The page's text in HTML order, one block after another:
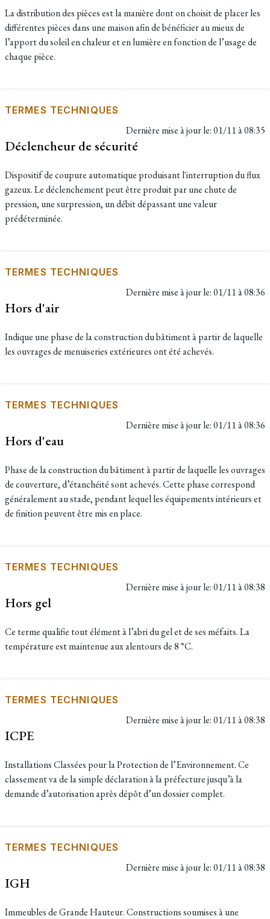
La distribution des pièces est la manière dont on choisit de placer les
différentes pièces dans une maison afin de bénéficier au mieux de
l’apport du soleil en chaleur et en lumière en fonction de l’usage de
chaque pièce.
TERMES TECHNIQUES
Dernière mise à jour le:01/11 à 08:35
Déclencheur de sécurité
Dispositif de coupure automatique produisant l'interruption du flux
gazeux. Le déclenchement peut être produit par une chute de
pression, une surpression, un débit dépassant une valeur
prédéterminée.
TERMES TECHNIQUES
Dernière mise à jour le:01/11 à 08:36
Hors d'air
Indique une phase de la construction du bâtiment à partir de laquelle
les ouvrages de menuiseries extérieures ont été achevés.
TERMES TECHNIQUES
Dernière mise à jour le:01/11 à 08:36
Hors d'eau
Phase de la construction du bâtiment à partir de laquelle les ouvrages
de couverture, d’étanchéité sont achevés. Cette phase correspond
généralement au stade, pendant lequel les équipements intérieurs et
de finition peuvent être mis en place.
TERMES TECHNIQUES
Dernière mise à jour le:01/11 à 08:38
Hors gel
Ce terme qualifie tout élément à l’abri du gel et de ses méfaits. La
température est maintenue aux alentours de 8 °C.
TERMES TECHNIQUES
Dernière mise à jour le:01/11 à 08:38
ICPE
Installations Classées pour la Protection de l’Environnement. Ce
classement va de la simple déclaration à la préfecture jusqu’à la
demande d’autorisation après dépôt d’un dossier complet.
TERMES TECHNIQUES
Dernière mise à jour le:01/11 à 08:38
IGH
Immeubles de Grande Hauteur. Constructions soumises à une